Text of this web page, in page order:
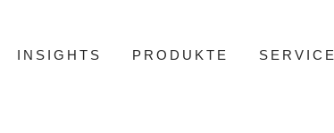
INSIGHTS PRODUKTE SERVICE